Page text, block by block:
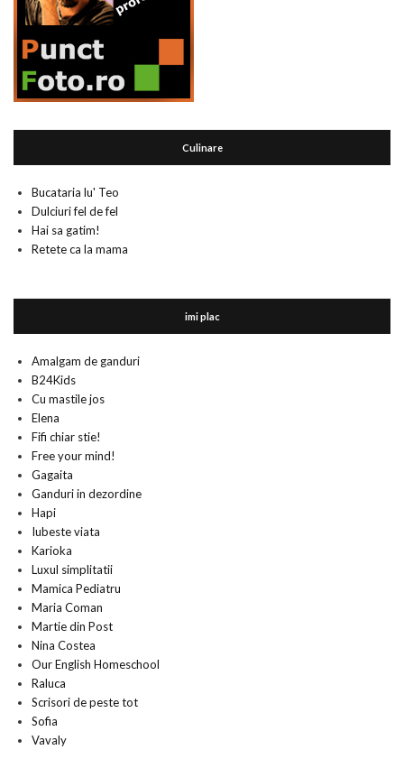
Culinare
Bucataria lu' Teo
Dulciuri fel de fel
Hai sa gatim!
Retete ca la mama
imi plac
Amalgam de ganduri
B24Kids
Cu mastile jos
Elena
Fifi chiar stie!
Free your mind!
Gagaita
Ganduri in dezordine
Hapi
Iubeste viata
Karioka
Luxul simplitatii
Mamica Pediatru
Maria Coman
Martie din Post
Nina Costea
Our English Homeschool
Raluca
Scrisori de peste tot
Sofia
Vavaly